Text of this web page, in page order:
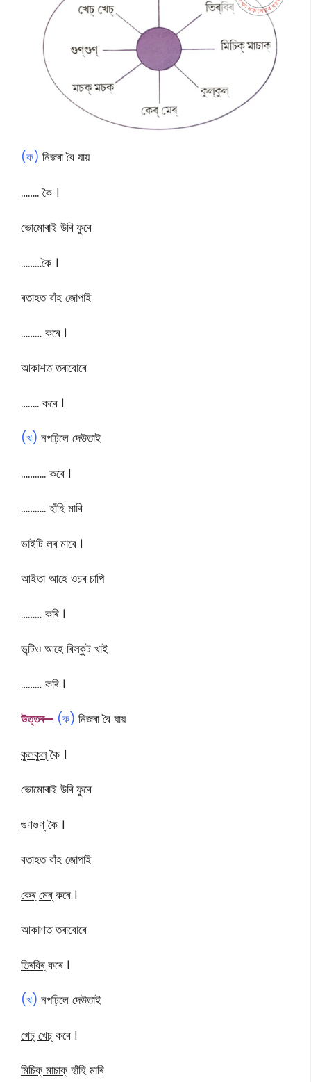
(ক) নিজৰা বৈ যায়
…….. কৈ ।
ভোমোৰাই উৰি ফুৰে
………কৈ ।
বতাহত বাঁহ জোপাই
……… কৰে ।
আকাশত তৰাবোৰে
…….. কৰে ।
(খ) নপঢ়িলে দেউতাই
……….. কৰে ।
……….. হাঁহি মাৰি
ভাইটি লৰ মাৰে ।
আইতা আহে ওচৰ চাপি
……… কৰি ।
ভন্টিও আহে বিস্কুট খাই
……… কৰি ।
উত্তৰ— (ক) নিজৰা বৈ যায়
কুলকুল্কৈ ।
ভোমোৰাই উৰি ফুৰে
গুণগুণ্কৈ ।
বতাহত বাঁহ জোপাই
কেৰ্ মেৰ্কৰে ।
আকাশত তৰাবোৰে
তিৰবিৰ্কৰে ।
(খ) নপঢ়িলে দেউতাই
খেচ্ খেচ্কৰে ।
মিচিক্ মাচাক্ হাঁহি মাৰি